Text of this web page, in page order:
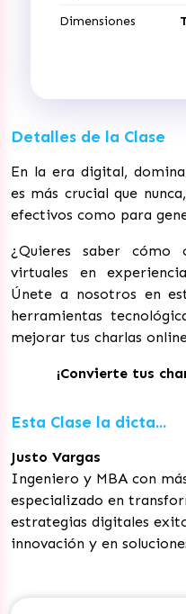
Dimensiones
Detalles de la Clase
En la era digital,
es más crucial que
efectivos como para
¿Quieres saber cómo
virtuales en
Únete a nosotros en
herramientas
mejorar tus charlas
¡Convierte tus
Esta Clase la dicta...
Justo Vargas
Ingeniero y MBA con
especializado en
estrategias digitales
innovación y en